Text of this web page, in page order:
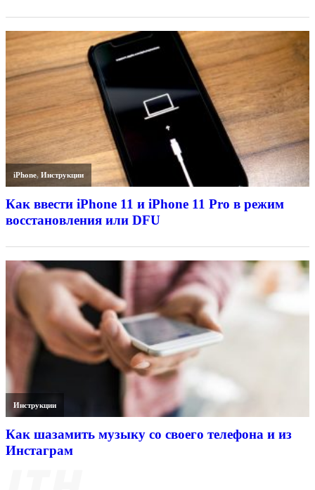
iPhone,Инструкции
Как ввести iPhone 11 и iPhone 11 Pro в режим
восстановления или DFU
Инструкции
Как шазамить музыку со своего телефона и из
Инстаграм